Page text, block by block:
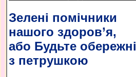
Зелені помічники
нашого здоров’я,
або Будьте обережні
з петрушкою